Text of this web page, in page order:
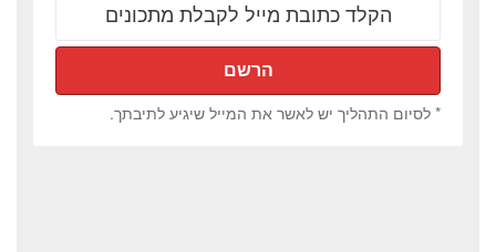
* לסיום התהליך יש לאשר את המייל שיגיע לתיבתך.